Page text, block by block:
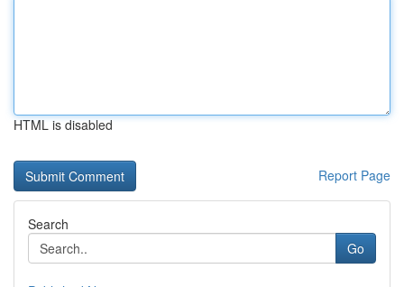
HTML is disabled
Report Page
Search
Go